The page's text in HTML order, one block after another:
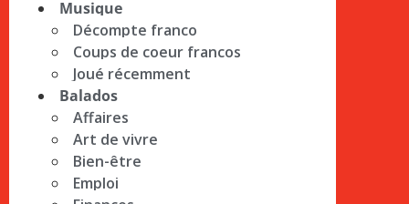
Musique
Décompte franco
Coups de coeur francos
Joué récemment
Balados
Affaires
Art de vivre
Bien-être
Emploi